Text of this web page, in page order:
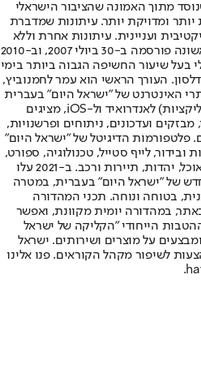
מתוך האמונה שהציבור הישראלי
יותר ומדויקת יותר. עיתונות שמדברת
ועניינית. עיתונות אחרת וללא
תשלום. המהדורה המודפסת הראשונה פורסמה ב-30 ביולי 2007, וב-2010
בעל שיעור החשיפה הגבוה ביותר בימי
העורך הראשי הוא עמר לחמנוביץ,
האינטרנט של "ישראל היום" בעברית
ובאנגלית, כמו כן היישומונים (אפליקציות) לאנדרואיד ול-iOS, מציגים
ועדכונים, ניתוחים ופרשנויות,
פלטפורמות הדיגיטל של "ישראל היום"
לייף סטייל, טכנולוגיה, ספורט,
כלכלה וצרכנות, בריאות, חיילים, אוכל, יהדות, תיירות ורכב. ב-2021 עלו
של "ישראל היום" בעברית, במטרה
בטוחה ונוחה. תכני המהדורה
במהדורה יומית מקוונת, ואפשר
הייחודי "הקליקה של ישראל
על מוצרים ושירותים. ישראל
לשיפור מקהל הקוראים. פנו אלינו